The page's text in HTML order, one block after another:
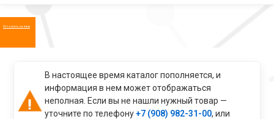
Оставить заявку
В настоящее время каталог пополняется, и
информация в нем может отображаться
неполная. Если вы не нашли нужный товар —
уточните по телефону+7 (908) 982-31-00, или